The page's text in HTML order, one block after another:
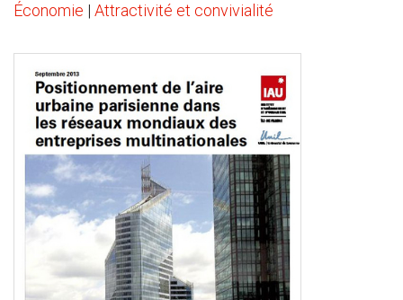
Économie | Attractivité et convivialité